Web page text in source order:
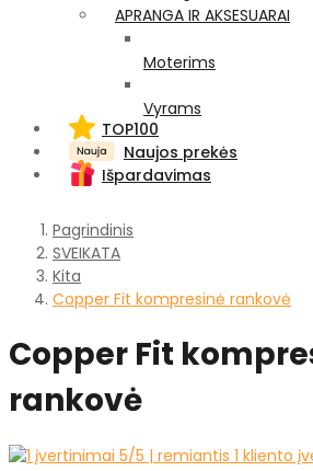
APRANGA IR AKSESUARAI
Moterims
Vyrams
TOP100
Naujos prekės
Išpardavimas
Pagrindinis
SVEIKATA
Kita
Copper Fit kompresinė rankovė
Copper Fit
rankovė
5/5 | remiantis 1 kliento